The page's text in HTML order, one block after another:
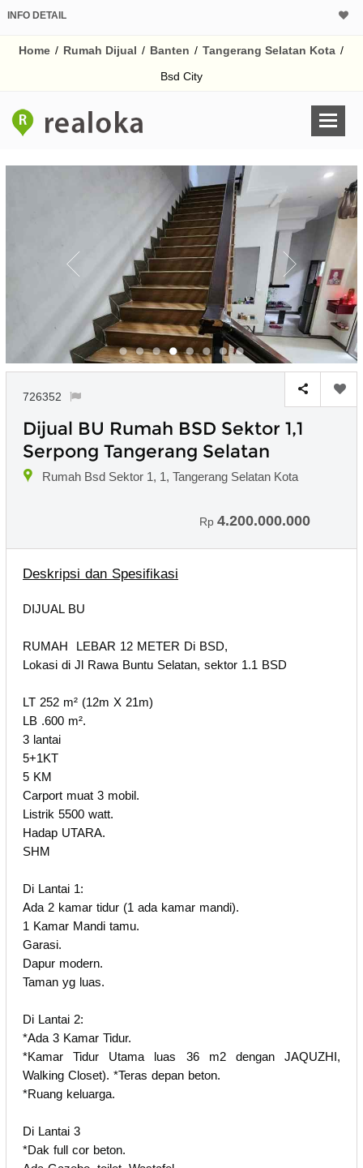
INFO DETAIL
Home / Rumah Dijual / Banten / Tangerang Selatan Kota /
Bsd City
726352
Dijual BU Rumah BSD Sektor 1,1
Serpong Tangerang Selatan
Rumah Bsd Sektor 1, 1, Tangerang Selatan Kota
Rp 4.200.000.000
Deskripsi dan Spesifikasi
DIJUAL BU
RUMAH LEBAR 12 METER Di BSD,
Lokasi di Jl Rawa Buntu Selatan, sektor 1.1 BSD
LT 252 m² (12m X 21m)
LB .600 m².
3 lantai
5+1KT
5 KM
Carport muat 3 mobil.
Listrik 5500 watt.
Hadap UTARA.
SHM
Di Lantai 1:
Ada 2 kamar tidur (1 ada kamar mandi).
1 Kamar Mandi tamu.
Garasi.
Dapur modern.
Taman yg luas.
Di Lantai 2:
*Ada 3 Kamar Tidur.
*Kamar Tidur Utama luas 36 m2 dengan JAQUZHI,
Walking Closet). *Teras depan beton.
*Ruang keluarga.
Di Lantai 3
*Dak full cor beton.
Harga Rp
% /th
Untuk hasil simulasi
pada kotak-
Simpan